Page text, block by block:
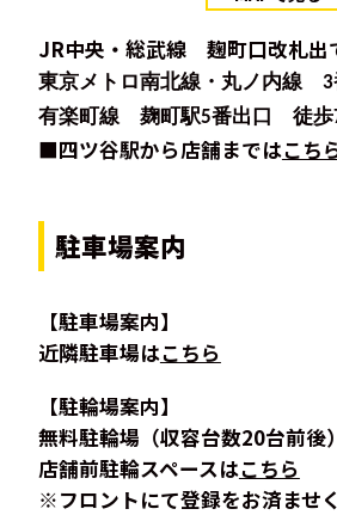
JR中央・総武線 麹町口改札
東京メトロ南北線・丸ノ内線
有楽町線 麹町駅5番出口 徒歩
■四ツ谷駅から店舗まではこち
駐車場案内
【駐車場案内】
近隣駐車場はこちら
【駐輪場案内】
無料駐輪場（収容台数20台前後）
店舗前駐輪スペースはこちら
※フロントにて登録をお済ませ